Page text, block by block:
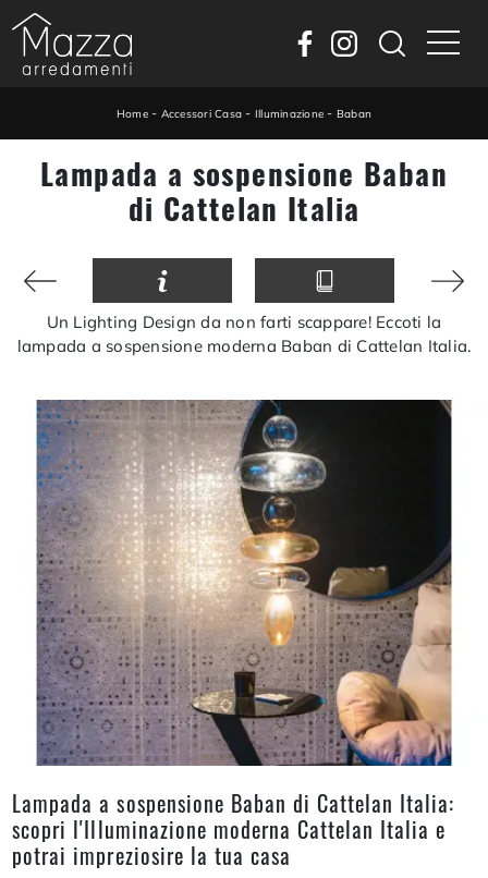
Home- Accessori Casa - Illuminazione - Baban
Lampada a sospensione Baban
di Cattelan Italia
Un Lighting Design da non farti scappare! Eccoti la
lampada a sospensione moderna Baban di Cattelan Italia.
Lampada a sospensione Baban di Cattelan Italia:
scopri l'Illuminazione moderna Cattelan Italia e
potrai impreziosire la tua casa